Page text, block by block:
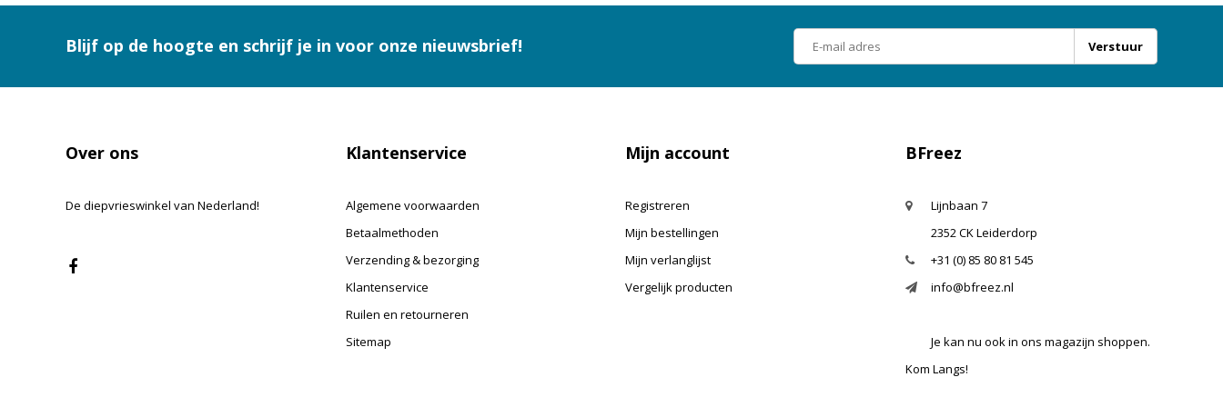
Blijf op de hoogte en schrijf je in voor onze nieuwsbrief! Verstuur
Over ons
De diepvrieswinkel van Nederland!
Klantenservice
Algemene voorwaarden
Betaalmethoden
Verzending & bezorging
Klantenservice
Ruilen en retourneren
Sitemap
Mijn account
Registreren
Mijn bestellingen
Mijn verlanglijst
Vergelijk producten
BFreez
Lijnbaan 7
2352 CK Leiderdorp
+31 (0) 85 80 81 545
info@bfreez.nl
Je kan nu ook in ons magazijn shoppen.
Kom Langs!